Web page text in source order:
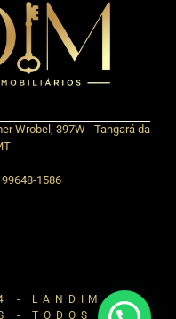
Wrobel, 397W - Tangará da
1586
- LANDIM
- TODOS OS